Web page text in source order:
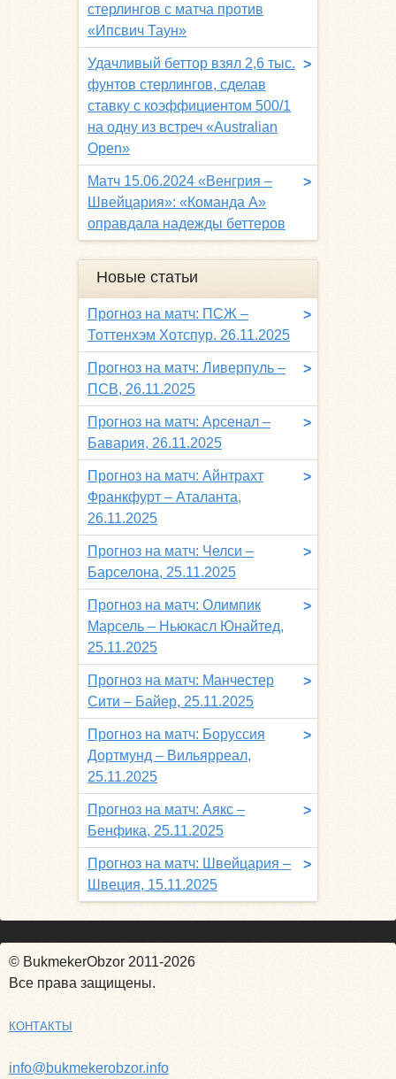
стерлингов с матча против
«Ипсвич Таун»
>
Удачливый беттор взял 2,6 тыс.
фунтов стерлингов, сделав
ставку с коэффициентом 500/1
на одну из встреч «Australian
Open»
>
Матч 15.06.2024 «Венгрия –
Швейцария»: «Команда A»
оправдала надежды беттеров
Новые статьи
>
Прогноз на матч: ПСЖ –
Тоттенхэм Хотспур. 26.11.2025
>
Прогноз на матч: Ливерпуль –
ПСВ, 26.11.2025
>
Прогноз на матч: Арсенал –
Бавария, 26.11.2025
>
Прогноз на матч: Айнтрахт
Франкфурт – Аталанта,
26.11.2025
>
Прогноз на матч: Челси –
Барселона, 25.11.2025
>
Прогноз на матч: Олимпик
Марсель – Ньюкасл Юнайтед,
25.11.2025
>
Прогноз на матч: Манчестер
Сити – Байер, 25.11.2025
>
Прогноз на матч: Боруссия
Дортмунд – Вильярреал,
25.11.2025
>
Прогноз на матч: Аякс –
Бенфика, 25.11.2025
>
Прогноз на матч: Швейцария –
Швеция, 15.11.2025
© BukmekerObzor 2011-2026
Все права защищены.
КОНТАКТЫ
info@bukmekerobzor.info